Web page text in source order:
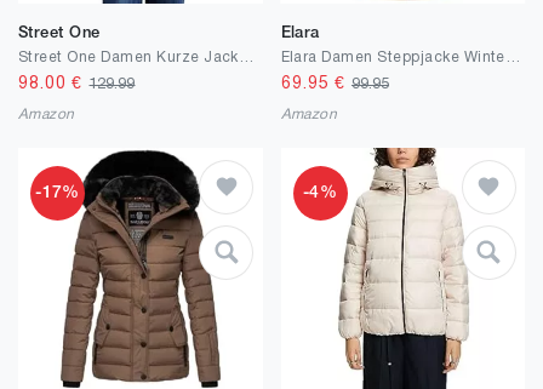
Street One
98.00 €129.99
Amazon
Elara
69.95 € 99.95
Amazon
-17% -4%